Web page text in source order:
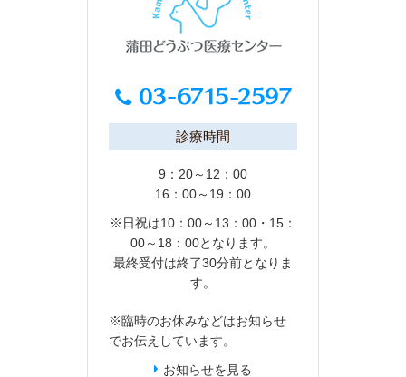
診療時間
9：20～12：00
16：00～19：00
※日祝は10：00～13：00・15：
00～18：00となります。
最終受付は終了30分前となりま
す。
※臨時のお休みなどはお知らせ
でお伝えしています。
お知らせを見る